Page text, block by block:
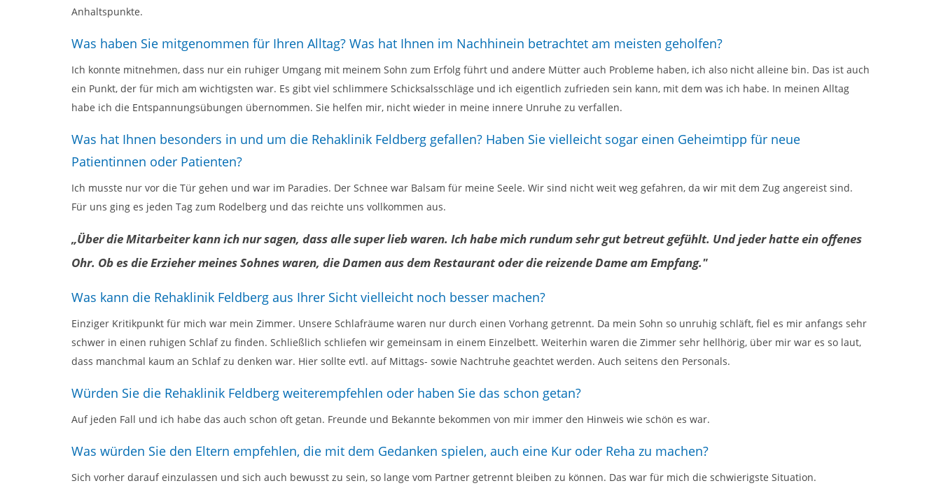
Anhaltspunkte.
Was haben Sie mitgenommen für Ihren Alltag? Was hat Ihnen im Nachhinein betrachtet am meisten geholfen?
Ich konnte mitnehmen, dass nur ein ruhiger Umgang mit meinem Sohn zum Erfolg führt und andere Mütter auch Probleme haben, ich also nicht alleine bin. Das ist auch
ein Punkt, der für mich am wichtigsten war. Es gibt viel schlimmere Schicksalsschläge und ich eigentlich zufrieden sein kann, mit dem was ich habe. In meinen Alltag
habe ich die Entspannungsübungen übernommen. Sie helfen mir, nicht wieder in meine innere Unruhe zu verfallen.
Was hat Ihnen besonders in und um die Rehaklinik Feldberg gefallen? Haben Sie vielleicht sogar einen Geheimtipp für neue
Patientinnen oder Patienten?
Ich musste nur vor die Tür gehen und war im Paradies. Der Schnee war Balsam für meine Seele. Wir sind nicht weit weg gefahren, da wir mit dem Zug angereist sind.
Für uns ging es jeden Tag zum Rodelberg und das reichte uns vollkommen aus.
„Über die Mitarbeiter kann ich nur sagen, dass alle super lieb waren. Ich habe mich rundum sehr gut betreut gefühlt. Und jeder hatte ein offenes
Ohr. Ob es die Erzieher meines Sohnes waren, die Damen aus dem Restaurant oder die reizende Dame am Empfang."
Was kann die Rehaklinik Feldberg aus Ihrer Sicht vielleicht noch besser machen?
Einziger Kritikpunkt für mich war mein Zimmer. Unsere Schlafräume waren nur durch einen Vorhang getrennt. Da mein Sohn so unruhig schläft, fiel es mir anfangs sehr
schwer in einen ruhigen Schlaf zu finden. Schließlich schliefen wir gemeinsam in einem Einzelbett. Weiterhin waren die Zimmer sehr hellhörig, über mir war es so laut,
dass manchmal kaum an Schlaf zu denken war. Hier sollte evtl. auf Mittags- sowie Nachtruhe geachtet werden. Auch seitens den Personals.
Würden Sie die Rehaklinik Feldberg weiterempfehlen oder haben Sie das schon getan?
Auf jeden Fall und ich habe das auch schon oft getan. Freunde und Bekannte bekommen von mir immer den Hinweis wie schön es war.
Was würden Sie den Eltern empfehlen, die mit dem Gedanken spielen, auch eine Kur oder Reha zu machen?
Sich vorher darauf einzulassen und sich auch bewusst zu sein, so lange vom Partner getrennt bleiben zu können. Das war für mich die schwierigste Situation.